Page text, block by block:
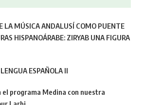
LA MÚSICA ANDALUSÍ COMO PUENTE
HISPANOÁRABE: ZIRYAB UNA FIGURA
ESPAÑOLA II
el programa Medina con nuestra